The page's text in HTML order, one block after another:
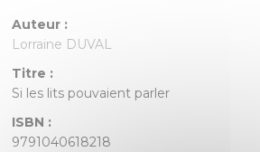
Auteur :
Lorraine DUVAL
Titre :
Si les lits pouvaient parler
ISBN :
9791040618218